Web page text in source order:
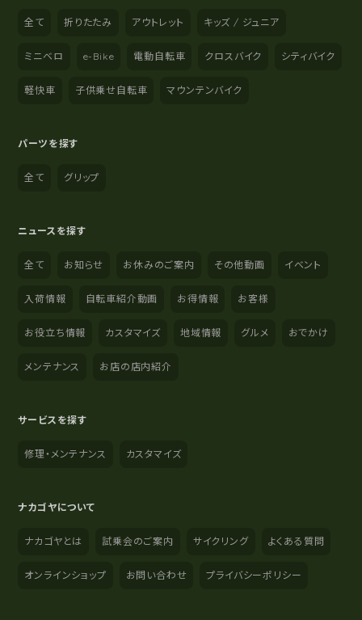
全て 折りたたみ アウトレット キッズ / ジュニア
ミニベロ e-Bike 電動自転車 クロスバイク シティバイク
軽快車 子供乗せ自転車 マウンテンバイク
パーツを探す
全て グリップ
ニュースを探す
全て お知らせ お休みのご案内 その他動画 イベント
入荷情報 自転車紹介動画 お得情報 お客様
お役立ち情報 カスタマイズ 地域情報 グルメ おでかけ
メンテナンス お店の店内紹介
サービスを探す
修理・メンテナンス カスタマイズ
ナカゴヤについて
ナカゴヤとは 試乗会のご案内 サイクリング よくある質問
オンラインショップ お問い合わせ プライバシーポリシー